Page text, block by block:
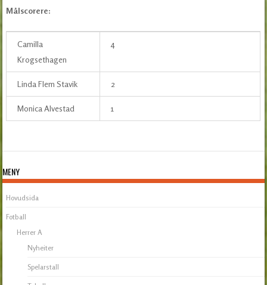
Målscorere:
Camilla
Krogsethagen
4
Linda Flem Stavik 2
Monica Alvestad 1
MENY
Hovudsida
Fotball
Herrer A
Nyheiter
Spelarstall